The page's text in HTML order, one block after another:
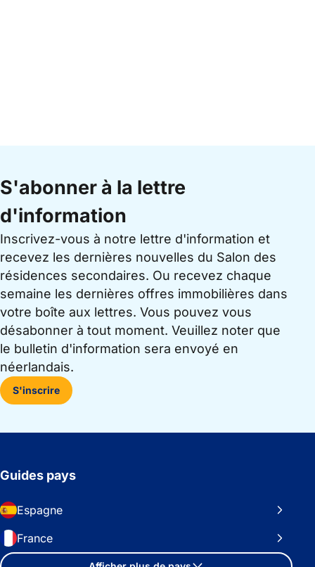
S'abonner à la lettre
d'information
Inscrivez-vous à notre lettre d'information et
recevez les dernières nouvelles du Salon des
résidences secondaires. Ou recevez chaque
semaine les dernières offres immobilières dans
votre boîte aux lettres. Vous pouvez vous
désabonner à tout moment. Veuillez noter que
le bulletin d'information sera envoyé en
néerlandais.
S'inscrire
Guides pays
Espagne
France